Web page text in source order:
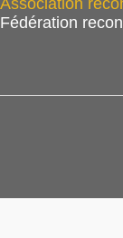
Association
Fédération